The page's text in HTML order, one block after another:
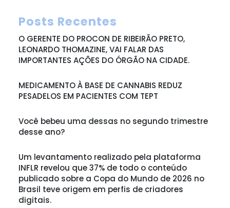
Posts Recentes
O GERENTE DO PROCON DE RIBEIRÃO PRETO,
LEONARDO THOMAZINE, VAI FALAR DAS
IMPORTANTES AÇÕES DO ÓRGÃO NA CIDADE.
MEDICAMENTO À BASE DE CANNABIS REDUZ
PESADELOS EM PACIENTES COM TEPT
Você bebeu uma dessas no segundo trimestre
desse ano?
Um levantamento realizado pela plataforma
INFLR revelou que 37% de todo o conteúdo
publicado sobre a Copa do Mundo de 2026 no
Brasil teve origem em perfis de criadores
digitais.